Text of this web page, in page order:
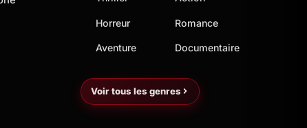
Horreur Romance
Aventure Documentaire
Voir tous les genres